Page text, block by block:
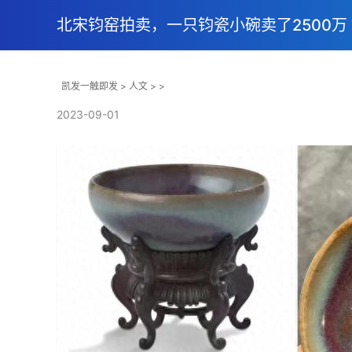
北宋钧窑拍卖，一只钧瓷小碗卖了2500
凯发一触即发 > 人文 > >
2023-09-01